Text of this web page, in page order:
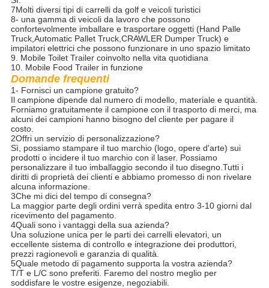
7Molti diversi tipi di carrelli da golf e veicoli turistici
8- una gamma di veicoli da lavoro che possono
confortevolmente imballare e trasportare oggetti (Hand Palle
Truck,Automatic Pallet Truck,CRAWLER Dumper Truck) e
impilatori elettrici che possono funzionare in uno spazio limitato
9. Mobile Toilet Trailer coinvolto nella vita quotidiana
10. Mobile Food Trailer in funzione
Domande frequenti
1- Fornisci un campione gratuito?
Il campione dipende dal numero di modello, materiale e quantità.
Forniamo gratuitamente il campione con il trasporto di merci, ma
alcuni dei campioni hanno bisogno del cliente per pagare il
costo.
2Offri un servizio di personalizzazione?
Sì, possiamo stampare il tuo marchio (logo, opere d'arte) sui
prodotti o incidere il tuo marchio con il laser. Possiamo
personalizzare il tuo imballaggio secondo il tuo disegno.Tutti i
diritti di proprietà dei clienti e abbiamo promesso di non rivelare
alcuna informazione.
3Che mi dici del tempo di consegna?
La maggior parte degli ordini verrà spedita entro 3-10 giorni dal
ricevimento del pagamento.
4Quali sono i vantaggi della sua azienda?
Una soluzione unica per le parti dei carrelli elevatori, un
eccellente sistema di controllo e integrazione dei produttori,
prezzi ragionevoli e garanzia di qualità.
5Quale metodo di pagamento supporta la vostra azienda?
T/T e L/C sono preferiti. Faremo del nostro meglio per
soddisfare le vostre esigenze, negoziabili.